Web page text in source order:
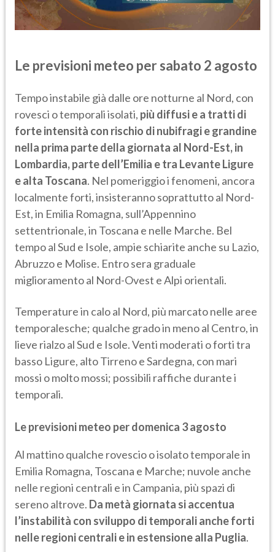
Le previsioni meteo per sabato 2 agosto
Tempo instabile già dalle ore notturne al Nord, con
rovesci o temporali isolati, più diffusi e a tratti di
forte intensità con rischio di nubifragi e grandine
nella prima parte della giornata al Nord-Est, in
Lombardia, parte dell’Emilia e tra Levante Ligure
e alta Toscana. Nel pomeriggio i fenomeni, ancora
localmente forti, insisteranno soprattutto al Nord-
Est, in Emilia Romagna, sull’Appennino
settentrionale, in Toscana e nelle Marche. Bel
tempo al Sud e Isole, ampie schiarite anche su Lazio,
Abruzzo e Molise. Entro sera graduale
miglioramento al Nord-Ovest e Alpi orientali.
Temperature in calo al Nord, più marcato nelle aree
temporalesche; qualche grado in meno al Centro, in
lieve rialzo al Sud e Isole. Venti moderati o forti tra
basso Ligure, alto Tirreno e Sardegna, con mari
mossi o molto mossi; possibili raffiche durante i
temporali.
Le previsioni meteo per domenica 3 agosto
Al mattino qualche rovescio o isolato temporale in
Emilia Romagna, Toscana e Marche; nuvole anche
nelle regioni centrali e in Campania, più spazi di
sereno altrove. Da metà giornata si accentua
l’instabilità con sviluppo di temporali anche forti
nelle regioni centrali e in estensione alla Puglia.